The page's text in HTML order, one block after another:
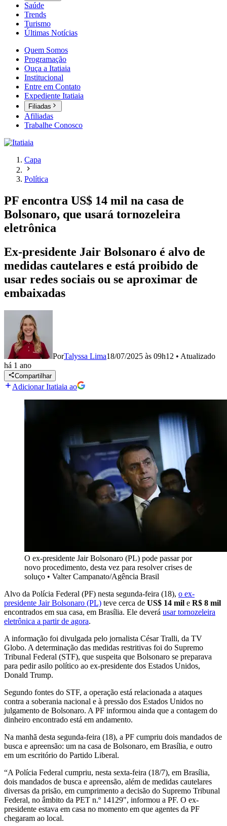
Saúde
Trends
Turismo
Últimas Notícias
Quem Somos
Programação
Ouça a Itatiaia
Institucional
Entre em Contato
Expediente Itatiaia
Filiadas
Afiliadas
Trabalhe Conosco
Capa
Política
PF encontra US$ 14 mil na casa de
Bolsonaro, que usará tornozeleira
eletrônica
Ex-presidente Jair Bolsonaro é alvo de
medidas cautelares e está proibido de
usar redes sociais ou se aproximar de
embaixadas
PorTalyssa Lima18/07/2025 às 09h12 • Atualizado
há 1 ano
Compartilhar
Adicionar Itatiaia ao
O ex-presidente Jair Bolsonaro (PL) pode passar por
novo procedimento, desta vez para resolver crises de
soluço • Valter Campanato/Agência Brasil
Alvo da Polícia Federal (PF) nesta segunda-feira (18), o ex-
presidente Jair Bolsonaro (PL) teve cerca de US$ 14 mil e R$ 8 mil
encontrados em sua casa, em Brasília. Ele deverá usar tornozeleira
eletrônica a partir de agora.
A informação foi divulgada pelo jornalista César Tralli, da TV
Globo. A determinação das medidas restritivas foi do Supremo
Tribunal Federal (STF), que suspeita que Bolsonaro se preparava
para pedir asilo político ao ex-presidente dos Estados Unidos,
Donald Trump.
Segundo fontes do STF, a operação está relacionada a ataques
contra a soberania nacional e à pressão dos Estados Unidos no
julgamento de Bolsonaro. A PF informou ainda que a contagem do
dinheiro encontrado está em andamento.
Na manhã desta segunda-feira (18), a PF cumpriu dois mandados de
busca e apreensão: um na casa de Bolsonaro, em Brasília, e outro
em um escritório do Partido Liberal.
“A Polícia Federal cumpriu, nesta sexta-feira (18/7), em Brasília,
dois mandados de busca e apreensão, além de medidas cautelares
diversas da prisão, em cumprimento a decisão do Supremo Tribunal
Federal, no âmbito da PET n.º 14129", informou a PF. O ex-
presidente estava em casa no momento em que agentes da PF
chegaram ao local.